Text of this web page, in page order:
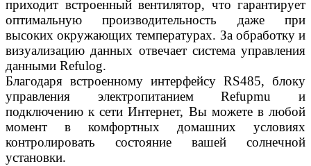
приходит встроенный вентилятор, что гарантирует
оптимальную производительность даже при
высоких окружающих температурах. За обработку и
визуализацию данных отвечает система управления
данными Refulog.
Благодаря встроенному интерфейсу RS485, блоку
управления электропитанием Refupmu и
подключению к сети Интернет, Вы можете в любой
момент в комфортных домашних условиях
контролировать состояние вашей солнечной
установки.